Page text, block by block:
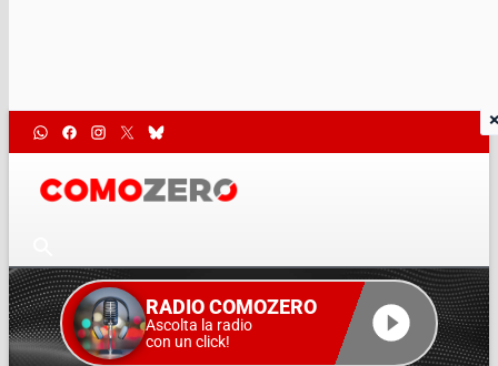
RADIO COMOZERO
Ascolta la radio
con un click!